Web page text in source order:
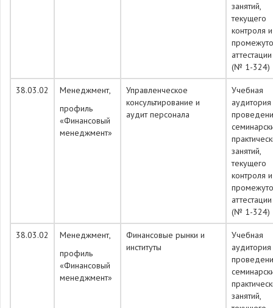
занятий,
текущего
контроля и
аттестации
(№ 1-324)
38.03.02
Менеджмент,
профиль
«Финансовый
менеджмент»
Управленческое
консультирование и
аудит персонала
Учебная
занятий,
текущего
контроля и
аттестации
(№ 1-324)
38.03.02
Менеджмент,
профиль
«Финансовый
менеджмент»
Финансовые рынки и
институты
Учебная
занятий,